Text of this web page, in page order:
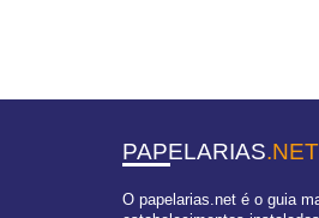
PAPELARIAS.NET
O papelarias.net é o guia